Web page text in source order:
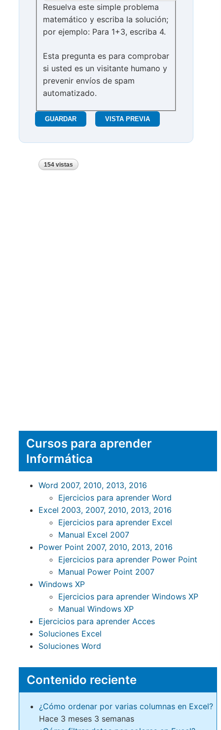
Resuelva este simple problema
matemático y escriba la solución;
por ejemplo: Para 1+3, escriba 4.
Esta pregunta es para comprobar
si usted es un visitante humano y
prevenir envíos de spam
automatizado.
154 vistas
Cursos para aprender
Informática
Word 2007, 2010, 2013, 2016
Ejercicios para aprender Word
Excel 2003, 2007, 2010, 2013, 2016
Ejercicios para aprender Excel
Manual Excel 2007
Power Point 2007, 2010, 2013, 2016
Ejercicios para aprender Power Point
Manual Power Point 2007
Windows XP
Ejercicios para aprender Windows XP
Manual Windows XP
Ejercicios para aprender Acces
Soluciones Excel
Soluciones Word
Contenido reciente
¿Cómo ordenar por varias columnas en Excel?
Hace 3 meses 3 semanas